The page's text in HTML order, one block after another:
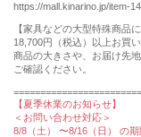
https://mall.kinarino.jp/item-
【家具などの⼤型特殊商品
18,700円（税込）以上お買
商品の⼤きさや、お届け先
ご確認ください。
【夏季休業のお知らせ】
＜お問い合わせ対応＞
8/8（土） 〜8/16（日） の期